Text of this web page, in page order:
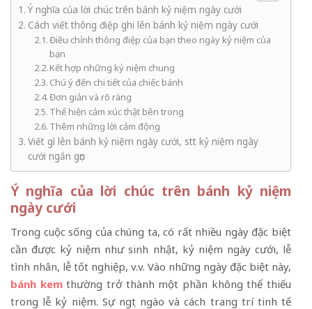
Ý nghĩa của lời chúc trên bánh kỷ niệm ngày cưới
Cách viết thông điệp ghi lên bánh kỷ niệm ngày cưới
Điều chỉnh thông điệp của bạn theo ngày kỷ niệm của
bạn
Kết hợp những kỷ niệm chung
Chú ý đến chi tiết của chiếc bánh
Đơn giản và rõ ràng
Thể hiện cảm xúc thật bên trong
Thêm những lời cảm động
Viết gì lên bánh kỷ niệm ngày cưới, stt kỷ niệm ngày
cưới ngắn gọn
Ý nghĩa của lời chúc trên bánh kỷ niệm
ngày cưới
Trong cuộc sống của chúng ta, có rất nhiều ngày đặc biệt
cần được kỷ niệm như sinh nhật, kỷ niệm ngày cưới, lễ
tình nhân, lễ tốt nghiệp, v.v. Vào những ngày đặc biệt này,
bánh kemthường trở thành một phần không thể thiếu
trong lễ kỷ niệm. Sự ngọt ngào và cách trang trí tinh tế